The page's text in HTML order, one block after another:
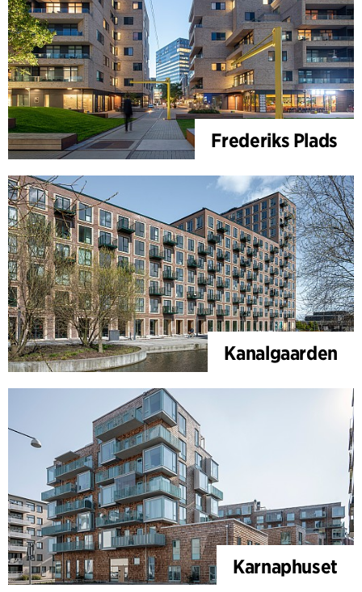
Frederiks Plads
Kanalgaarden
Karnaphuset